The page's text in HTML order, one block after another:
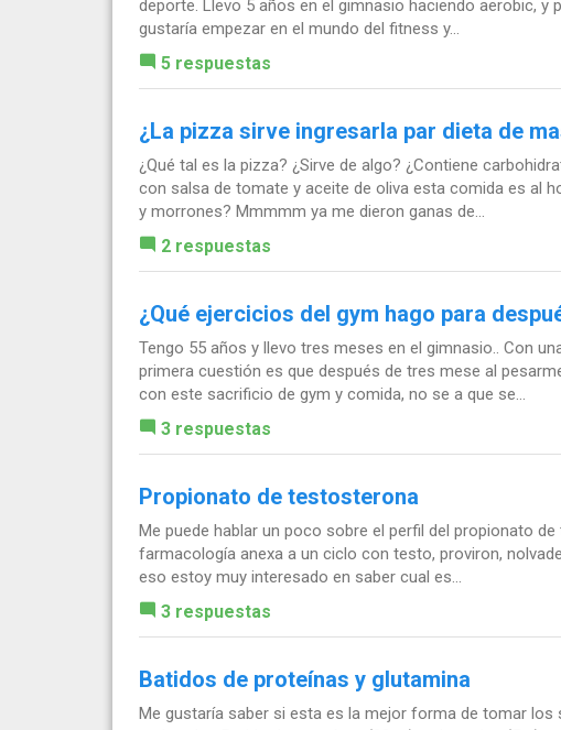
deporte. Llevo 5 años en el gimnasio haciendo aerobic,
gustaría empezar en el mundo del fitness y...
5 respuestas
¿La pizza sirve ingresarla par dieta de
¿Qué tal es la pizza? ¿Sirve de algo? ¿Contiene
con salsa de tomate y aceite de oliva esta comida es al
y morrones? Mmmmm ya me dieron ganas de...
2 respuestas
¿Qué ejercicios del gym hago para
Tengo 55 años y llevo tres meses en el gimnasio.. Con
primera cuestión es que después de tres mese al
con este sacrificio de gym y comida, no se a que se...
3 respuestas
Propionato de testosterona
Me puede hablar un poco sobre el perfil del propionato
farmacología anexa a un ciclo con testo, proviron,
eso estoy muy interesado en saber cual es...
3 respuestas
Batidos de proteínas y glutamina
Me gustaría saber si esta es la mejor forma de tomar